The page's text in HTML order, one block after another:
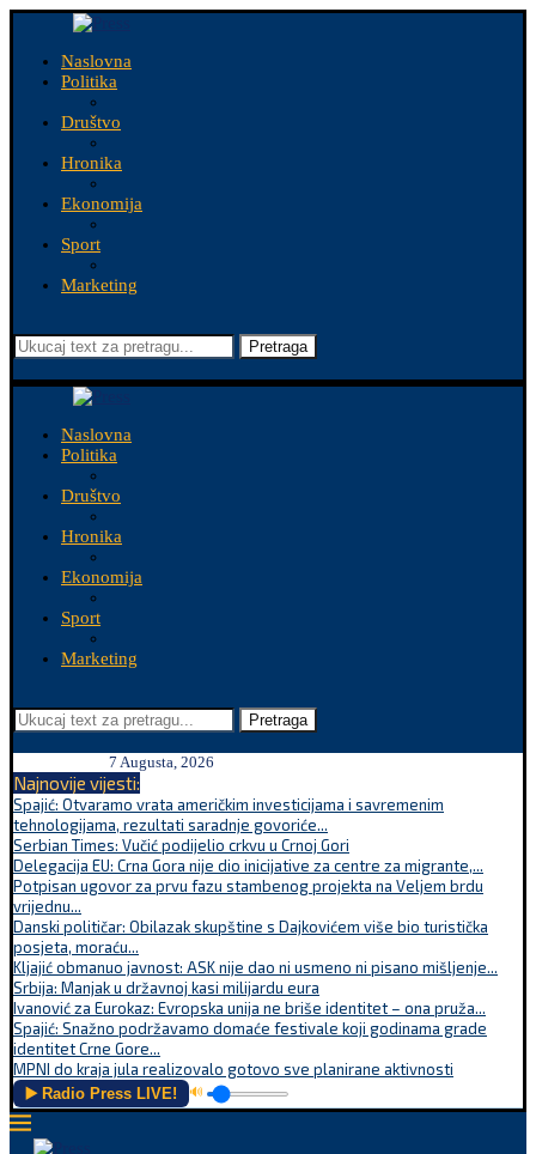
Naslovna
Politika
Društvo
Hronika
Ekonomija
Sport
Marketing
Pretraga
Naslovna
Politika
Društvo
Hronika
Ekonomija
Sport
Marketing
Pretraga
7 Augusta, 2026
Najnovije vijesti:
Spajić: Otvaramo vrata američkim investicijama i savremenim
tehnologijama, rezultati saradnje govoriće...
Serbian Times: Vučić podijelio crkvu u Crnoj Gori
Delegacija EU: Crna Gora nije dio inicijative za centre za migrante,...
Potpisan ugovor za prvu fazu stambenog projekta na Veljem brdu
vrijednu...
Danski političar: Obilazak skupštine s Dajkovićem više bio turistička
posjeta, moraću...
Kljajić obmanuo javnost: ASK nije dao ni usmeno ni pisano mišljenje...
Srbija: Manjak u državnoj kasi milijardu eura
Ivanović za Eurokaz: Evropska unija ne briše identitet – ona pruža...
Spajić: Snažno podržavamo domaće festivale koji godinama grade
identitet Crne Gore...
MPNI do kraja jula realizovalo gotovo sve planirane aktivnosti
▶️ Radio Press LIVE! 🔊